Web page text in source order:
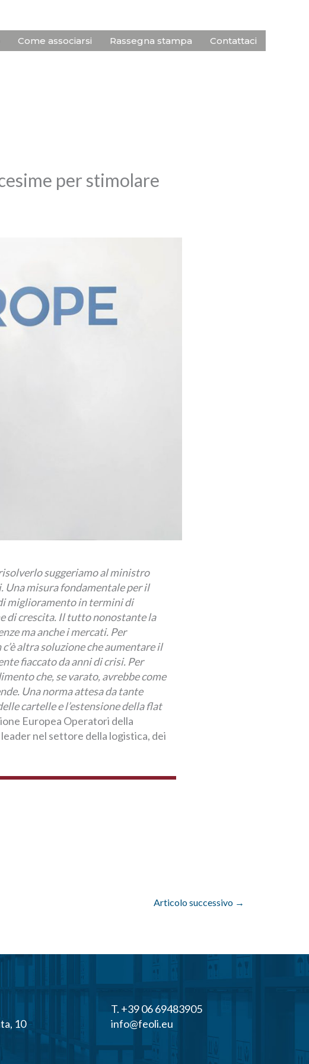
Come associarsi Rassegna stampa Contattaci
per stimolare
suggeriamo al ministro
Una misura fondamentale per il
miglioramento in termini di
di crescita. Il tutto nonostante la
ma anche i mercati. Per
altra soluzione che aumentare il
fiaccato da anni di crisi. Per
che, se varato, avrebbe come
Una norma attesa da tante
cartelle e l’estensione della flat
Europea Operatori della
leader nel settore della logistica, dei
Articolo successivo →
10
T. +39 06 69483905
info@feoli.eu